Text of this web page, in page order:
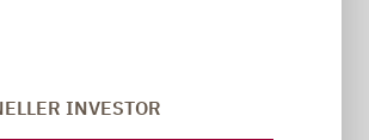
INVESTOR
sind häufig Wachstumsaktien